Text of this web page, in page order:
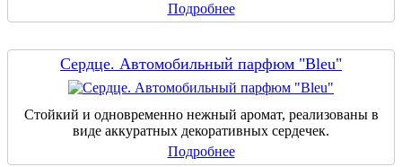
Подробнее
Сердце. Автомобильный парфюм "Bleu"
Стойкий и одновременно нежный аромат, реализованы в
виде аккуратных декоративных сердечек.
Подробнее